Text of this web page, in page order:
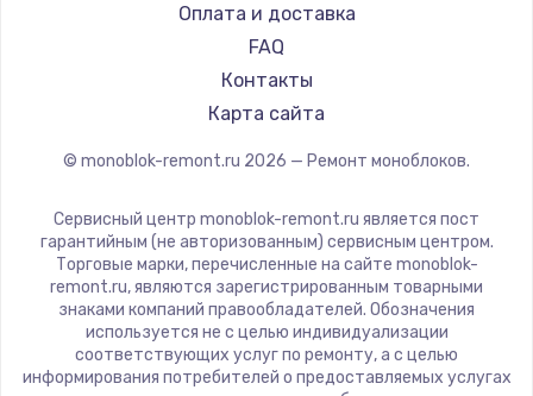
Оплата и доставка
FAQ
Контакты
Карта сайта
© monoblok-remont.ru 2026 — Ремонт моноблоков.
Сервисный центр monoblok-remont.ru является пост
гарантийным (не авторизованным) сервисным центром.
Торговые марки, перечисленные на сайте monoblok-
remont.ru, являются зарегистрированным товарными
знаками компаний правообладателей. Обозначения
используется не с целью индивидуализации
соответствующих услуг по ремонту, а с целью
информирования потребителей о предоставляемых услугах